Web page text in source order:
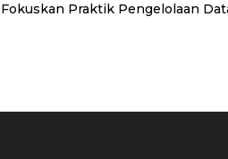
Fokuskan Praktik Pengelolaan